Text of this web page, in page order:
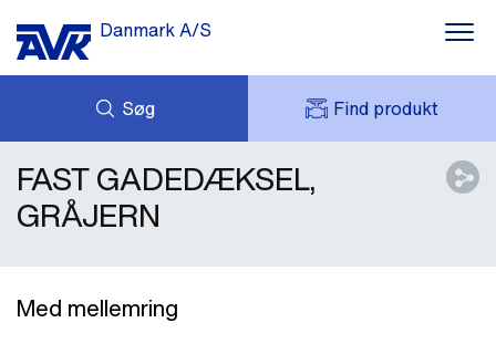
Danmark A/S
Søg Find produkt
NYHEDER
DOWNLOADS
OM OS
KONTAKT OS
FORESPØRG
MIT AVK
FAST GADEDÆKSEL,
GRÅJERN
Med mellemring